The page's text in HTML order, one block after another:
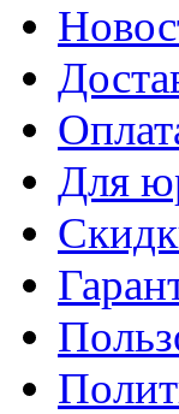
Для